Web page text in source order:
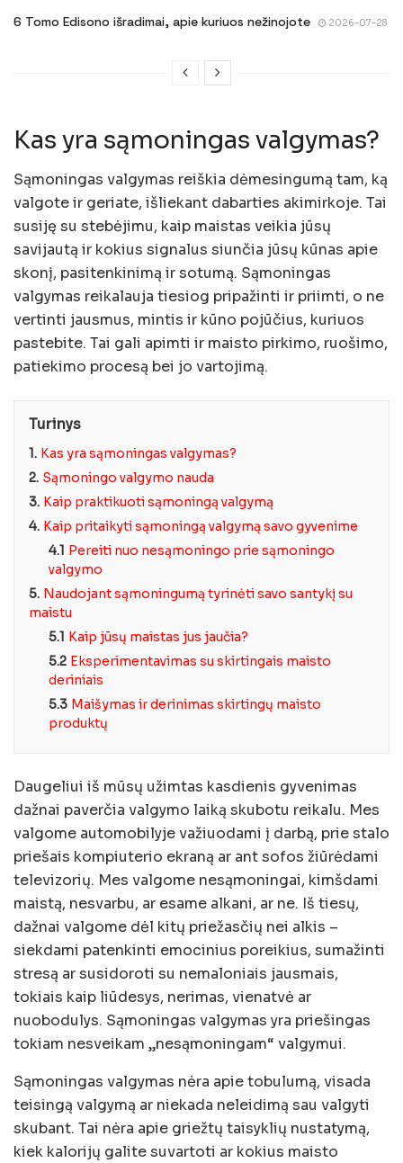
6 Tomo Edisono išradimai, apie kuriuos nežinojote 2026-07-28
Kas yra sąmoningas valgymas?
Sąmoningas valgymas reiškia dėmesingumą tam, ką
valgote ir geriate, išliekant dabarties akimirkoje. Tai
susiję su stebėjimu, kaip maistas veikia jūsų
savijautą ir kokius signalus siunčia jūsų kūnas apie
skonį, pasitenkinimą ir sotumą. Sąmoningas
valgymas reikalauja tiesiog pripažinti ir priimti, o ne
vertinti jausmus, mintis ir kūno pojūčius, kuriuos
pastebite. Tai gali apimti ir maisto pirkimo, ruošimo,
patiekimo procesą bei jo vartojimą.
Turinys
1. Kas yra sąmoningas valgymas?
2. Sąmoningo valgymo nauda
3. Kaip praktikuoti sąmoningą valgymą
4. Kaip pritaikyti sąmoningą valgymą savo gyvenime
4.1 Pereiti nuo nesąmoningo prie sąmoningo
valgymo
5. Naudojant sąmoningumą tyrinėti savo santykį su
maistu
5.1 Kaip jūsų maistas jus jaučia?
5.2 Eksperimentavimas su skirtingais maisto
deriniais
5.3 Maišymas ir derinimas skirtingų maisto
produktų
Daugeliui iš mūsų užimtas kasdienis gyvenimas
dažnai paverčia valgymo laiką skubotu reikalu. Mes
valgome automobilyje važiuodami į darbą, prie stalo
priešais kompiuterio ekraną ar ant sofos žiūrėdami
televizorių. Mes valgome nesąmoningai, kimšdami
maistą, nesvarbu, ar esame alkani, ar ne. Iš tiesų,
dažnai valgome dėl kitų priežasčių nei alkis –
siekdami patenkinti emocinius poreikius, sumažinti
stresą ar susidoroti su nemaloniais jausmais,
tokiais kaip liūdesys, nerimas, vienatvė ar
nuobodulys. Sąmoningas valgymas yra priešingas
tokiam nesveikam „nesąmoningam“ valgymui.
Sąmoningas valgymas nėra apie tobulumą, visada
teisingą valgymą ar niekada neleidimą sau valgyti
skubant. Tai nėra apie griežtų taisyklių nustatymą,
kiek kalorijų galite suvartoti ar kokius maisto